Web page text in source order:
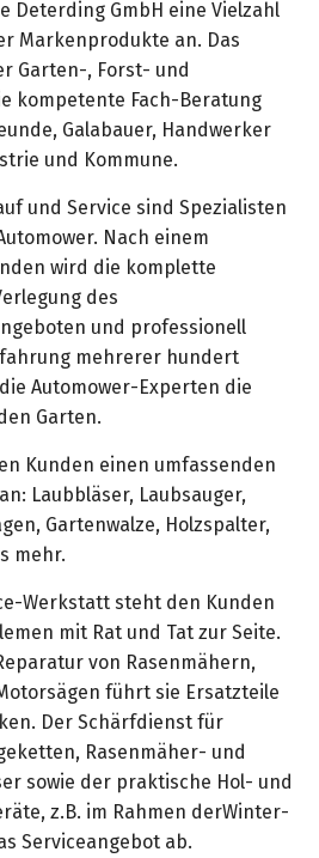
Deterding GmbH eine Vielzahl
Markenprodukte an. Das
Garten-, Forst- und
kompetente Fach-Beratung
Galabauer, Handwerker
und Kommune.
und Service sind Spezialisten
Nach einem
wird die komplette
des
und professionell
mehrerer hundert
Automower-Experten die
Garten.
Kunden einen umfassenden
Laubbläser, Laubsauger,
Gartenwalze, Holzspalter,
mehr.
Werkstatt steht den Kunden
mit Rat und Tat zur Seite.
von Rasenmähern,
führt sie Ersatzteile
Der Schärfdienst für
Rasenmäher- und
sowie der praktische Hol- und
z.B. im Rahmen derWinter-
Serviceangebot ab.